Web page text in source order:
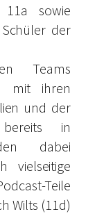
sowie
der
Teams
mit ihren
und der
in
dabei
vielseitige
Teile
Wilts (11d)